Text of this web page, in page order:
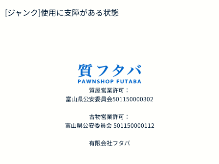
[ジャンク]使用に支障がある状態
質屋営業許可：
富山県公安委員会501150000302
古物営業許可：
富山県公安委員会 501150000112
有限会社フタバ